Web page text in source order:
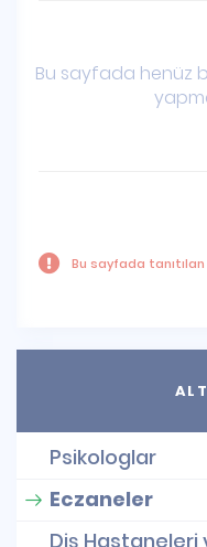
Bu sayfada henüz
Bu sayfada
Psikologlar
Eczaneler
Diş Hastaneleri